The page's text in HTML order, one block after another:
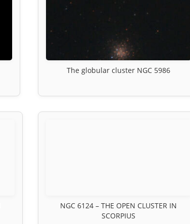
The globular cluster NGC 5986
NGC 6124 – THE OPEN CLUSTER IN
SCORPIUS